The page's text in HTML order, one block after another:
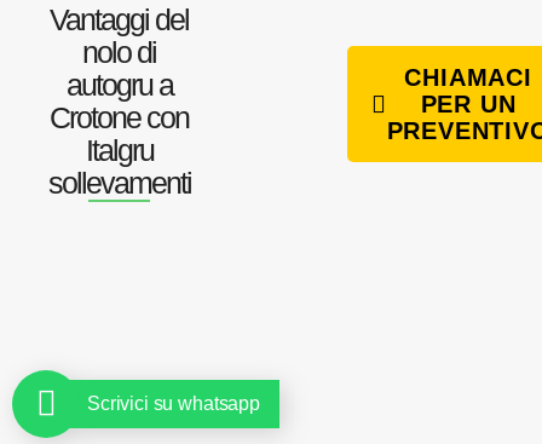
Vantaggi del
nolo di
autogru a
Crotone con
Italgru
sollevamenti
CHIAMACI
PER UN
Scrivici su whatsapp